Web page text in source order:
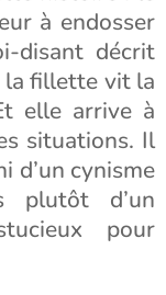
à endosser
disant décrit
la fillette vit la
elle arrive à
situations. Il
d’un cynisme
plutôt d’un
pour